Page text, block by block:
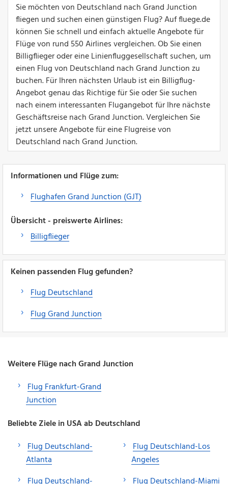
Sie möchten von Deutschland nach Grand Junction
fliegen und suchen einen günstigen Flug? Auf fluege.de
können Sie schnell und einfach aktuelle Angebote für
Flüge von rund 550 Airlines vergleichen. Ob Sie einen
Billigflieger oder eine Linienfluggesellschaft suchen, um
einen Flug von Deutschland nach Grand Junction zu
buchen. Für Ihren nächsten Urlaub ist ein Billigflug-
Angebot genau das Richtige für Sie oder Sie suchen
nach einem interessanten Flugangebot für Ihre nächste
Geschäftsreise nach Grand Junction. Vergleichen Sie
jetzt unsere Angebote für eine Flugreise von
Deutschland nach Grand Junction.
Informationen und Flüge zum:
Flughafen Grand Junction (GJT)
Übersicht - preiswerte Airlines:
Billigflieger
Keinen passenden Flug gefunden?
Flug Deutschland
Flug Grand Junction
Weitere Flüge nach Grand Junction
Flug Frankfurt-Grand
Junction
Beliebte Ziele in USA ab Deutschland
Flug Deutschland-
Atlanta
Flug Deutschland-Los
Angeles